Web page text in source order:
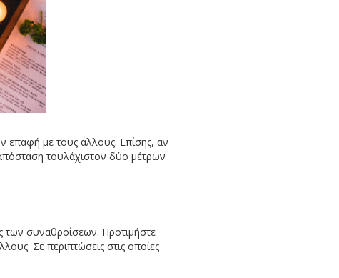
επαφή με τους άλλους. Επίσης, αν
τουλάχιστον δύο μέτρων
των συναθροίσεων. Προτιμήστε
Σε περιπτώσεις στις οποίες